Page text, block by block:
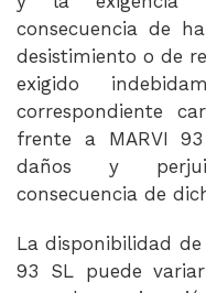
consecuencia de
desistimiento o de
exigido
correspondiente
frente a MARVI
daños y
consecuencia de
La disponibilidad de
93 SL puede